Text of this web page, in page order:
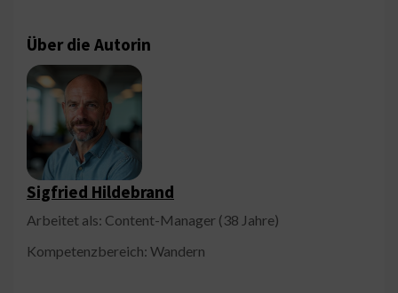
Über die Autorin
Sigfried Hildebrand
Arbeitet als: Content-Manager (38 Jahre)
Kompetenzbereich: Wandern